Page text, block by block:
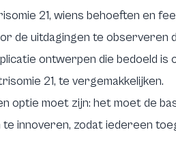
21, wiens behoeften en
de uitdagingen te observeren
ontwerpen die bedoeld is
21, te vergemakkelijken.
optie moet zijn: het moet de
innoveren, zodat iedereen